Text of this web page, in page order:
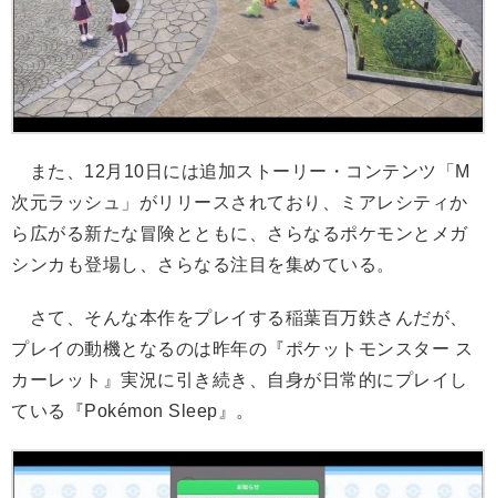
また、12月10日には追加ストーリー・コンテンツ「M
次元ラッシュ」がリリースされており、ミアレシティか
ら広がる新たな冒険とともに、さらなるポケモンとメガ
シンカも登場し、さらなる注目を集めている。
さて、そんな本作をプレイする稲葉百万鉄さんだが、
プレイの動機となるのは昨年の『ポケットモンスター ス
カーレット』実況に引き続き、自身が日常的にプレイし
ている『Pokémon Sleep』。